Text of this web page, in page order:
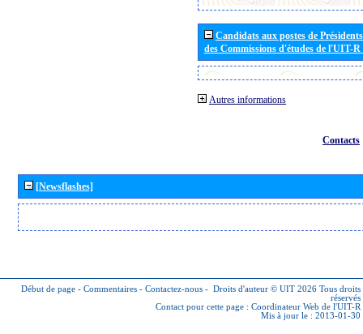
Candidats aux postes de
des Commissions d'études de l'UIT-
Autres informations
Contacts
[Newsflashes]
Début de page - Commentaires - Contactez-nous - Droits d'auteur © UIT 2026 Tous droits
réservés
Contact pour cette page : Coordinateur Web de l'UIT-R
Mis à jour le : 2013-01-30